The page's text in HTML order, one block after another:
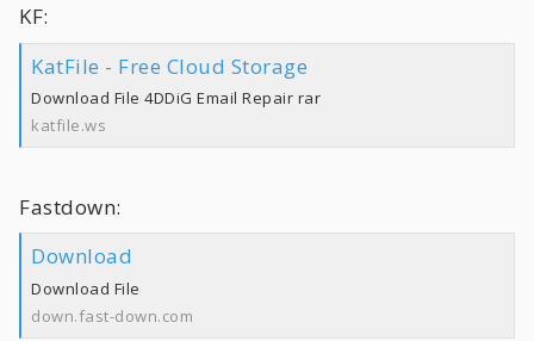
KF:
KatFile - Free Cloud Storage
Download File 4DDiG Email Repair rar
katfile.ws
Fastdown:
Download
Download File
down.fast-down.com